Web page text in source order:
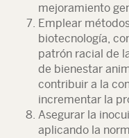
mejoramiento
Emplear
biotecnología,
patrón racial de
de bienestar
contribuir a la
incrementar la
Asegurar la
aplicando la